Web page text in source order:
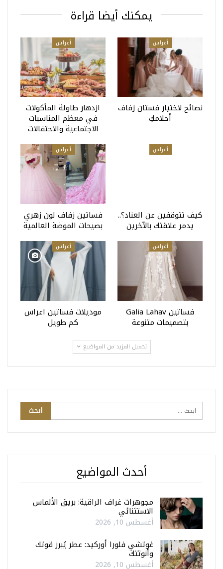
يمكنك أيضا قراءة
أعراس
نصائح لاختيار فستان زفاف
أحلامكِ
أعراس
ازدهار طاولة المأكولات
في معظم المناسبات
الاجتماعية والاحتفالات
أعراس
كيف تتوقفين عن العناد؟..
يدمر علاقتك بالآخرين
أعراس
فساتين زفاف لون زهري
بصيحات الموضة العالمية
أعراس
فساتين Galia Lahav
بتصميمات متنوعة
أعراس
موديلات فساتين اعراس
كم طويل
تحميل المزيد من المواضيع
أحدث المواضيع
مجوهرات غراف الراقية: بريق الألماس
الاستثنائي
أغسطس 10, 2026
غوتشي فلورا أوركيد: عطر يُبرز قوتك
وأنوثتك
أغسطس 10, 2026